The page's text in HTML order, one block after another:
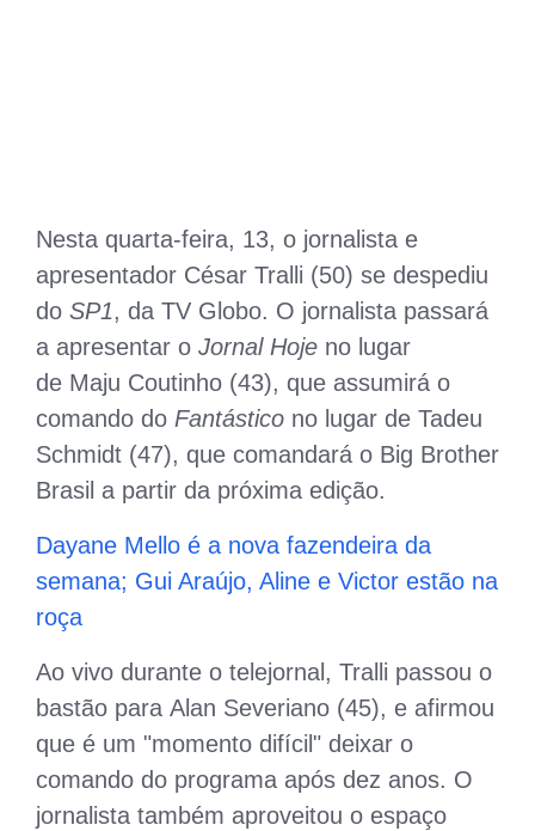
Nesta quarta-feira, 13, o jornalista e
apresentador César Tralli (50) se despediu
do SP1, da TV Globo. O jornalista passará
a apresentar o Jornal Hoje no lugar
de Maju Coutinho (43), que assumirá o
comando do Fantástico no lugar de Tadeu
Schmidt (47), que comandará o Big Brother
Brasil a partir da próxima edição.
Dayane Mello é a nova fazendeira da
semana; Gui Araújo, Aline e Victor estão na
roça
Ao vivo durante o telejornal, Tralli passou o
bastão para Alan Severiano (45), e afirmou
que é um "momento difícil" deixar o
comando do programa após dez anos. O
jornalista também aproveitou o espaço